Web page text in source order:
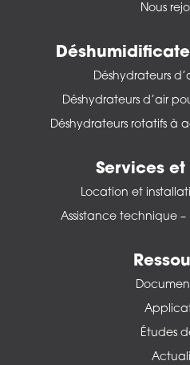
Nous
Déshydrateurs
Déshydrateurs d’air
Déshydrateurs rotatifs à
Services et
Location et
Assistance technique –
Études